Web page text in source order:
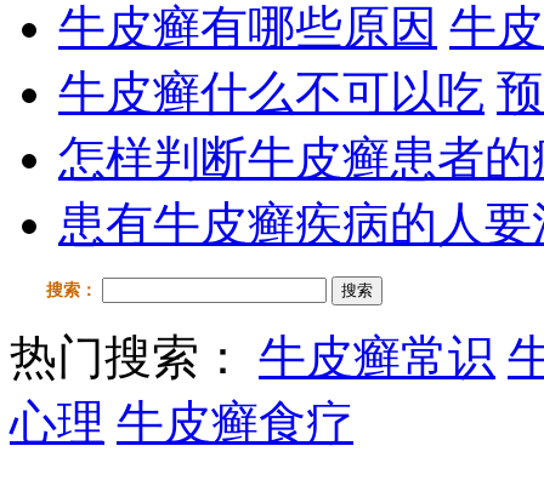
牛皮癣有哪些原因 牛
牛皮癣什么不可以吃
怎样判断牛皮癣患者的
患有牛皮癣疾病的人要
搜索： 搜索
热门搜索： 牛皮癣常识
心理 牛皮癣食疗